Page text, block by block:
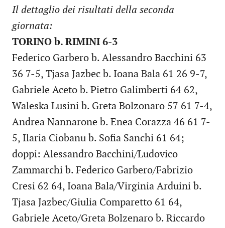
Il dettaglio dei risultati della seconda
giornata:
TORINO b. RIMINI 6-3
Federico Garbero b. Alessandro Bacchini 63
36 7-5, Tjasa Jazbec b. Ioana Bala 61 26 9-7,
Gabriele Aceto b. Pietro Galimberti 64 62,
Waleska Lusini b. Greta Bolzonaro 57 61 7-4,
Andrea Nannarone b. Enea Corazza 46 61 7-
5, Ilaria Ciobanu b. Sofia Sanchi 61 64;
doppi: Alessandro Bacchini/Ludovico
Zammarchi b. Federico Garbero/Fabrizio
Cresi 62 64, Ioana Bala/Virginia Arduini b.
Tjasa Jazbec/Giulia Comparetto 61 64,
Gabriele Aceto/Greta Bolzenaro b. Riccardo